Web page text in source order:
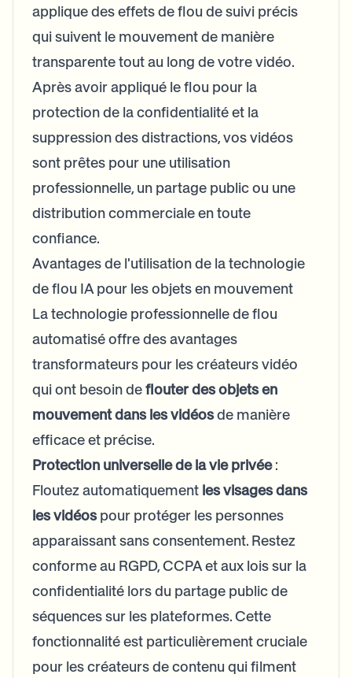
applique des effets de flou de suivi précis
qui suivent le mouvement de manière
transparente tout au long de votre vidéo.
Après avoir appliqué le flou pour la
protection de la confidentialité et la
suppression des distractions, vos vidéos
sont prêtes pour une utilisation
professionnelle, un partage public ou une
distribution commerciale en toute
confiance.
Avantages de l'utilisation de la technologie
de flou IA pour les objets en mouvement
La technologie professionnelle de flou
automatisé offre des avantages
transformateurs pour les créateurs vidéo
qui ont besoin deflouter des objets en
mouvement dans les vidéosde manière
efficace et précise.
Protection universelle de la vie privée:
Floutez automatiquement les visages dans
les vidéospour protéger les personnes
apparaissant sans consentement. Restez
conforme au RGPD, CCPA et aux lois sur la
confidentialité lors du partage public de
séquences sur les plateformes. Cette
fonctionnalité est particulièrement cruciale
pour les créateurs de contenu qui filment